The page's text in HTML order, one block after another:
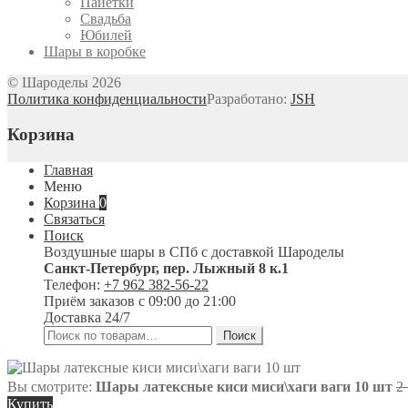
Свадьба
Юбилей
Шары в коробке
© Шароделы 2026
Политика конфиденциальностиРазработано: JSH
Корзина
Главная
Меню
Корзина 0
Связаться
Поиск
Воздушные шары в СПб с доставкой Шароделы
Санкт-Петербург, пер. Лыжный 8 к.1
Телефон: +7 962 382-56-22
Приём заказов с 09:00 до 21:00
Доставка 24/7
Искать:
Поиск
Вы смотрите: Шары латексные киси миси\хаги ваги 10 шт 2
Купить